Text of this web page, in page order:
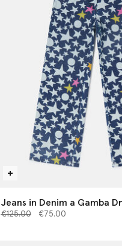
Jeans in Denim a Gamba
Stampa Stelle
Prezzo ridotto da
€125.00a €75.00